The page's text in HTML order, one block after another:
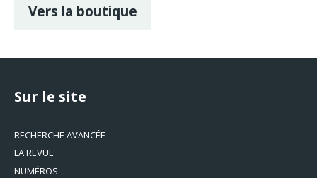
Vers la boutique
Sur le site
RECHERCHE AVANCÉE
LA REVUE
NUMÉROS